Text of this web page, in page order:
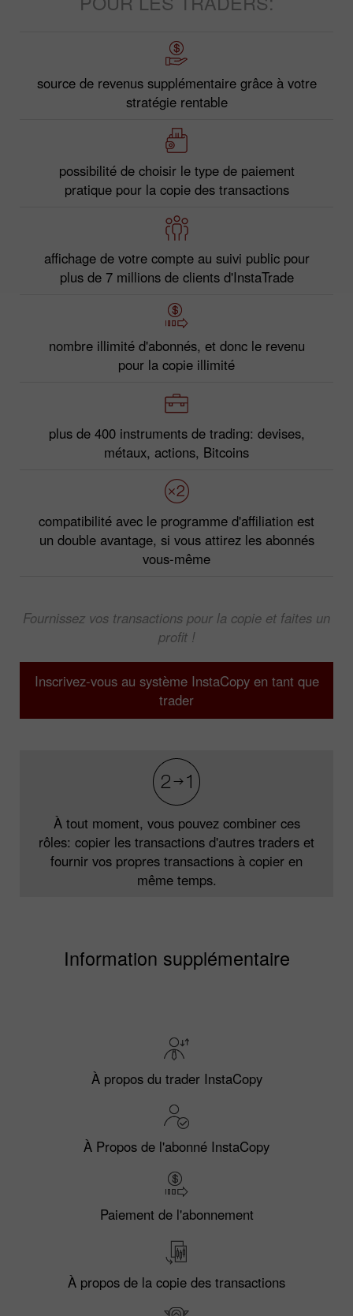
source de revenus supplémentaire grâce à votre
stratégie rentable
possibilité de choisir le type de paiement
pratique pour la copie des transactions
affichage de votre compte au suivi public pour
plus de 7 millions de clients d'InstaTrade
nombre illimité d'abonnés, et donc le revenu
pour la copie illimité
plus de 400 instruments de trading: devises,
métaux, actions, Bitcoins
compatibilité avec le programme d'affiliation est
un double avantage, si vous attirez les abonnés
vous-même
Fournissez vos transactions pour la copie et faites un
profit !
Inscrivez-vous au système InstaCopy en tant que
trader
À tout moment, vous pouvez combiner ces
rôles: copier les transactions d'autres traders et
fournir vos propres transactions à copier en
même temps.
Information supplémentaire
À propos du trader InstaCopy
À Propos de l'abonné InstaCopy
Paiement de l'abonnement
À propos de la copie des transactions